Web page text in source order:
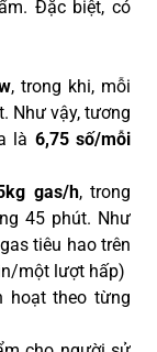
Đặc biệt, có
, trong khi, mỗi
Như vậy, tương
là 6,75 số/mỗi
gas/h, trong
45 phút. Như
tiêu hao trên
một lượt hấp)
hoạt theo từng